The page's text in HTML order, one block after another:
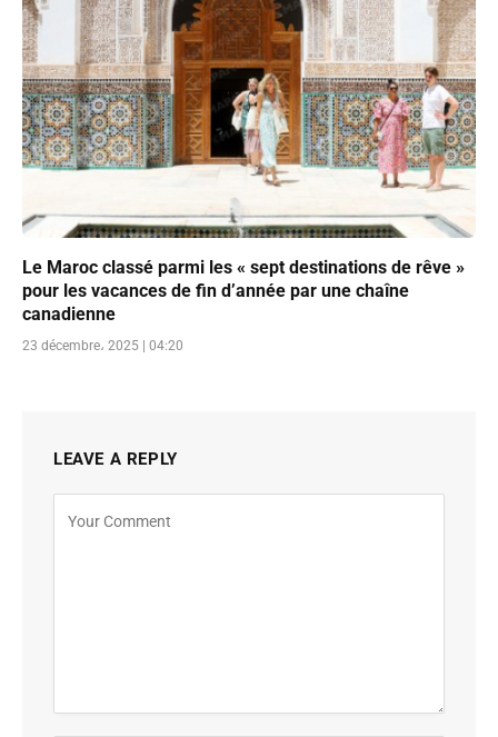
Le Maroc classé parmi les « sept destinations de rêve »
pour les vacances de fin d’année par une chaîne
canadienne
23 décembre، 2025 | 04:20
LEAVE A REPLY